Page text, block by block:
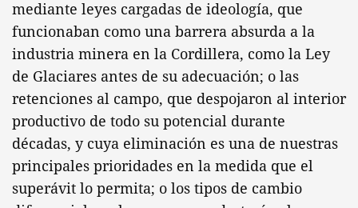
mediante leyes cargadas de ideología, que
funcionaban como una barrera absurda a la
industria minera en la Cordillera, como la Ley
de Glaciares antes de su adecuación; o las
retenciones al campo, que despojaron al interior
productivo de todo su potencial durante
décadas, y cuya eliminación es una de nuestras
principales prioridades en la medida que el
superávit lo permita; o los tipos de cambio